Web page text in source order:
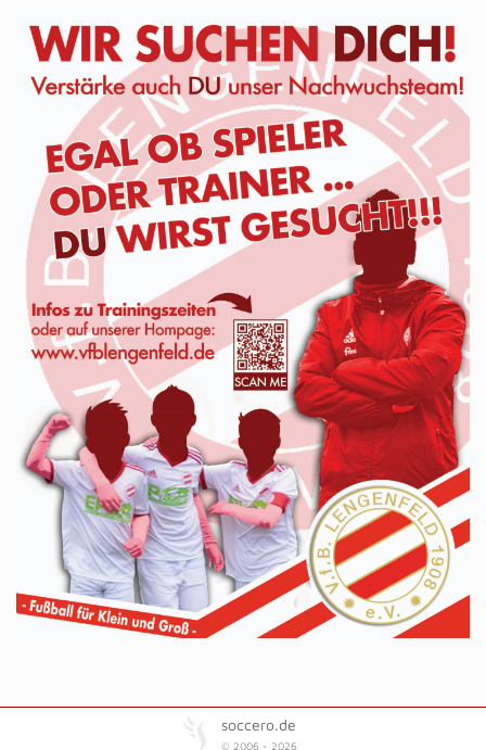
soccero.de
© 2006 - 2026